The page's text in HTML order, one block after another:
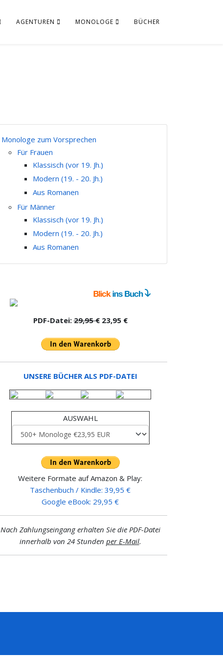
AGENTUREN MONOLOGE BÜCHER
Monologe zum Vorsprechen
Für Frauen
Klassisch (vor 19. Jh.)
Modern (19. - 20. Jh.)
Aus Romanen
Für Männer
Klassisch (vor 19. Jh.)
Modern (19. - 20. Jh.)
Aus Romanen
PDF-Datei:29,95 €23,95 €
UNSERE BÜCHER ALS PDF-DATEI
AUSWAHL
Weitere Formate auf Amazon & Play:
Taschenbuch / Kindle: 39,95 €
Google eBook: 29,95 €
Nach Zahlungseingang erhalten Sie die PDF-Datei
innerhalb von 24 Stunden per E-Mail.